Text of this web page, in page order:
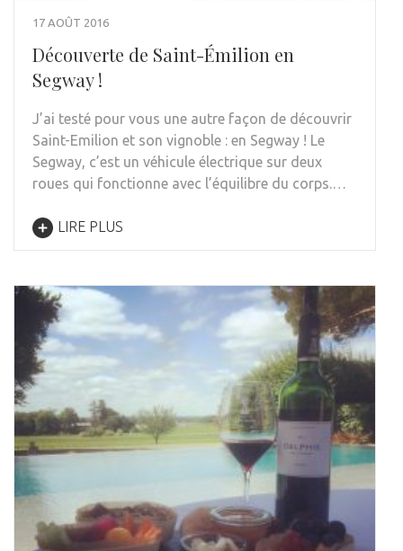
17 AOÛT 2016
Découverte de Saint-Émilion en
Segway !
J’ai testé pour vous une autre façon de découvrir
Saint-Emilion et son vignoble : en Segway ! Le
Segway, c’est un véhicule électrique sur deux
roues qui fonctionne avec l’équilibre du corps.…
LIRE PLUS